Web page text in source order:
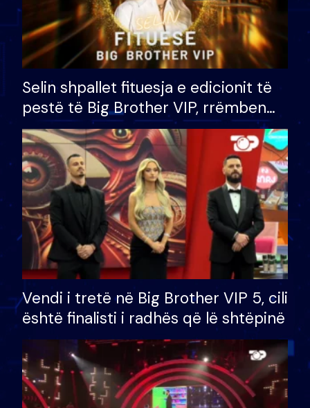
Selin shpallet fituesja e edicionit të
pestë të Big Brother VIP, rrëmben
çmimin e madh prej 100 mijë eurosh
Vendi i tretë në Big Brother VIP 5, cili
është finalisti i radhës që lë shtëpinë